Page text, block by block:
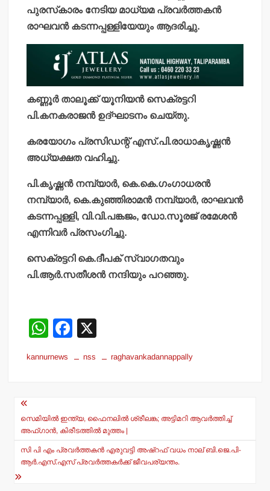
പുരസ്‌കാരം നേടിയ മാധ്യമ പ്രവര്‍ത്തകന്‍
രാഘവന്‍ കടന്നപ്പള്ളിയേയും ആദരിച്ചു.
കണ്ണൂര്‍ താലൂക്ക് യൂനിയന്‍ സെക്രട്ടറി
പി.കനകരാജന്‍ ഉദ്ഘാടനം ചെയ്തു.
കരയോഗം പ്രസിഡന്റ് എസ്.പി.രാധാകൃഷ്ണന്‍
അധ്യക്ഷത വഹിച്ചു.
പി.കൃഷ്ണന്‍ നമ്പ്യാര്‍, കെ.കെ.ഗംഗാധരന്‍
നമ്പ്യാര്‍, കെ.കുഞ്ഞിരാമന്‍ നമ്പ്യാര്‍, രാഘവന്‍
കടന്നപ്പള്ളി, വി.വി.പങ്കജം, ഡോ.സൂരജ് രമേശന്‍
എന്നിവര്‍ പ്രസംഗിച്ചു.
സെക്രട്ടറി കെ.ദീപക് സ്വാഗതവും
പി.ആര്‍.സതീശന്‍ നന്ദിയും പറഞ്ഞു.
W
at
p
p
F
c
o
o
k
kannurnews nss raghavankadannappally
Post
navigation
സെമിയിൽ ഇന്ത്യ, ഫൈനലിൽ ശ്രീലങ്ക; അട്ടിമറി ആവർത്തിച്ച്
അഫ്ഗാൻ, കിരീടത്തിൽ മുത്തം |
സി പി എം പ്രവര്‍ത്തകന്‍ എരുവട്ടി അഷ്റഫ് വധം നാല് ബി.ജെ.പി-
ആര്‍.എസ്.എസ് പ്രവര്‍ത്തകര്‍ക്ക് ജീവപര്യന്തം.